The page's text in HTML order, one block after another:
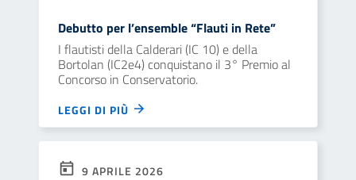
Debutto per l’ensemble “Flauti in Rete”
I flautisti della Calderari (IC 10) e della
Bortolan (IC2e4) conquistano il 3° Premio al
Concorso in Conservatorio.
LEGGI DI PIÙ
9 APRILE 2026